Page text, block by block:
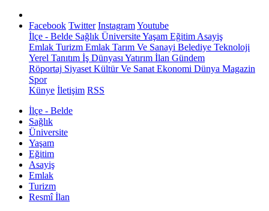
Facebook Twitter InstagramYoutube
İlçe - Belde Sağlık ÜniversiteYaşam Eğitim Asayiş
Emlak Turizm Emlak Tarım Ve Sanayi Belediye Teknoloji
Yerel Tanıtım İş Dünyası Yatırım İlan Gündem
Röportaj Siyaset Kültür Ve Sanat Ekonomi Dünya Magazin
Spor
Künye İletişim RSS
İlçe - Belde
Sağlık
Üniversite
Yaşam
Eğitim
Asayiş
Emlak
Turizm
Resmî İlan